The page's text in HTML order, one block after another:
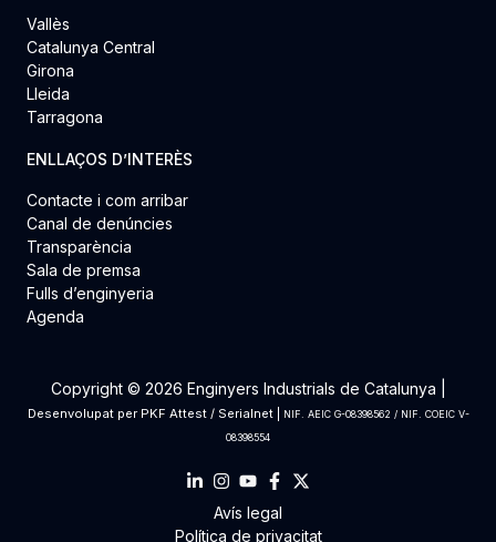
Vallès
Catalunya Central
Girona
Lleida
Tarragona
ENLLAÇOS D’INTERÈS
Contacte i com arribar
Canal de denúncies
Transparència
Sala de premsa
Fulls d’enginyeria
Agenda
Copyright © 2026 Enginyers Industrials de Catalunya |
Desenvolupat per PKF Attest/ Serialnet|
NIF. AEIC G-08398562 / NIF. COEIC V-
08398554
Avís legal
Política de privacitat